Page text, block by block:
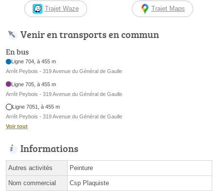
Trajet Waze Trajet Maps
Venir en transports en commun
En bus
Ligne 704, à 455 m
Arrêt Peybois - 319 Avenue du Général de Gaulle
Ligne 705, à 455 m
Arrêt Peybois - 319 Avenue du Général de Gaulle
Ligne 7051, à 455 m
Arrêt Peybois - 319 Avenue du Général de Gaulle
Voir tout
Informations
Autres activités Peinture
Nom commercial Csp Plaquiste